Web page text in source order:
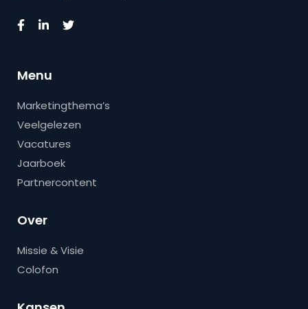
Menu
Marketingthema’s
Veelgelezen
Vacatures
Jaarboek
Partnercontent
Over
Missie & Visie
Colofon